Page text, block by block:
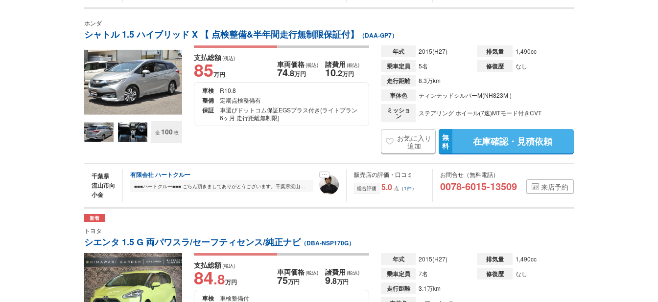
ホンダ
シャトル 1.5 ハイブリッド X 【 点検整備&半年間走行無制限保証付】 （DAA-GP7）
全 100枚
支払総額(税込)
85万円
車両価格(税込)
74.8万円
諸費用 (税込)
10.2万円
車検
R10.8
整備 定期点検整備有
保証
車選びドットコム保証EGSプラス付き(ライトプラン
6ヶ月 走行距離無制限)
年式 2015(H27) 排気量 1,490cc
乗車定員 5名 修復歴 なし
走行距離 8.3万km
車体色 ティンテッドシルバーM(NH823M )
ミッショ
ン ステアリング ホイール(7速)MTモード付きCVT
お気に入り
追加
無
料
在庫確認・見積依頼
千葉県
流山市向
小金
有限会社 ハートクルー
■■■ハートクルー■■■ ごらん頂きましてありがとうございます。千葉県流山市にありますハートクルーです! ★★★ 当店では『ご予約』のお客様優先でのご対応となっておりま...
販売店の評価・口コミ
総合評価 5.0 点（1件）
お問合せ（無料電話）
0078-6015-13509 来店予約
新着
トヨタ
シエンタ 1.5 G 両パワスラ/セーフティセンス/純正ナビ （DBA-NSP170G）
支払総額(税込)
84.8万円
車両価格(税込)
75万円
諸費用 (税込)
9.8万円
車検
車検整備付
年式 2015(H27) 排気量 1,490cc
乗車定員 7名 修復歴 なし
走行距離 3.1万km